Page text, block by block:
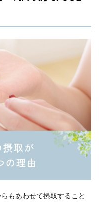
もあわせて摂取すること